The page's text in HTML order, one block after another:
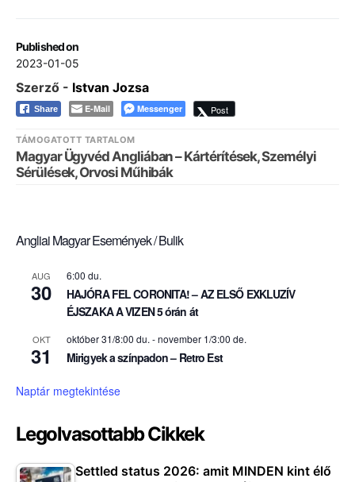
Published on
2023-01-05
Szerző - Istvan Jozsa
Share E-Mail Messenger Post
TÁMOGATOTT TARTALOM
Magyar Ügyvéd Angliában – Kártérítések, Személyi
Sérülések, Orvosi Műhibák
Angliai Magyar Események / Bulik
AUG
30
6:00 du.
HAJÓRA FEL CORONITA! – AZ ELSŐ EXKLUZÍV
ÉJSZAKA A VIZEN 5 órán át
OKT
31
október 31/8:00 du. -november 1/3:00 de.
Mirigyek a színpadon – Retro Est
Naptár megtekintése
Legolvasottabb Cikkek
Settled status 2026: amit MINDEN kint élő